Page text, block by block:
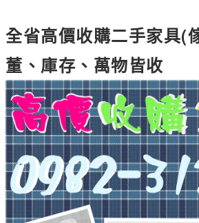
全省高價收購二手家具(
董、庫存、萬物皆收